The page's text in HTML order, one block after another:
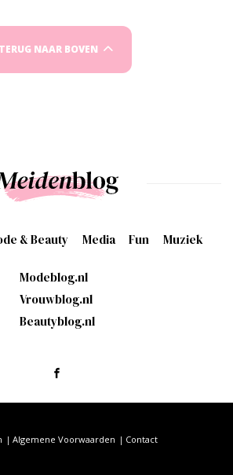
TERUG NAAR BOVEN
& Beauty Media Fun Muziek
Modeblog.nl
Vrouwblog.nl
Beautyblog.nl
Algemene Voorwaarden Contact